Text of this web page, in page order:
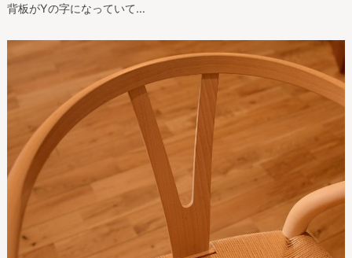
背板がYの字になっていて…